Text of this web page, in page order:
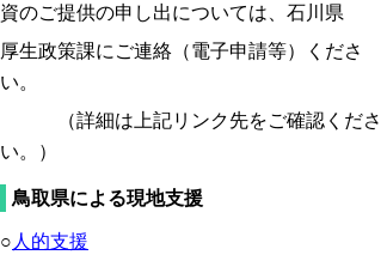
資のご提供の申し出については、 石川県
厚生政策課にご連絡（電子申請等）くださ
い。
（詳細は上記リンク先をご確認くださ
い。）
鳥取県による現地支援
○ 人的支援